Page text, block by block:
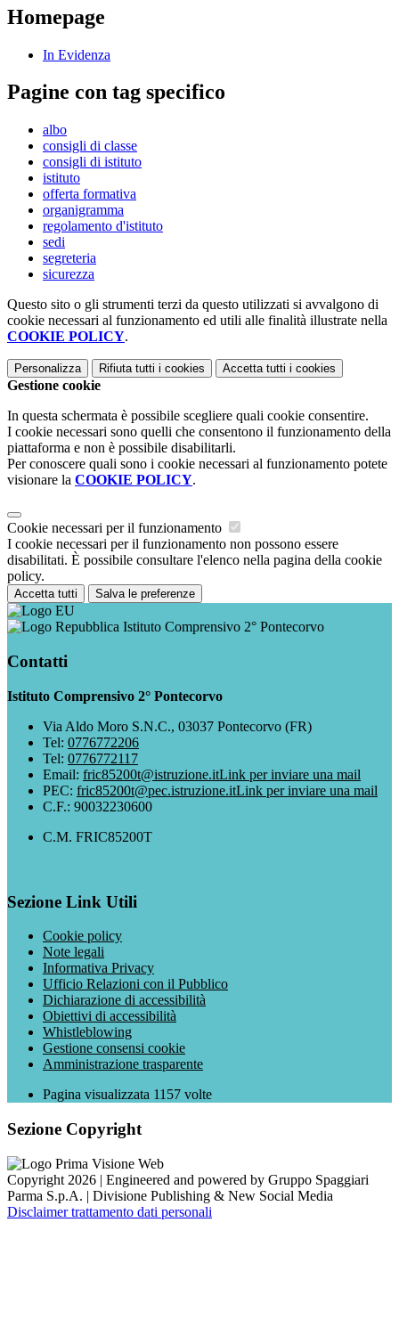
Homepage
In Evidenza
Pagine con tag specifico
albo
consigli di classe
consigli di istituto
istituto
offerta formativa
organigramma
regolamento d'istituto
sedi
segreteria
sicurezza
Questo sito o gli strumenti terzi da questo utilizzati si avvalgono di
cookie necessari al funzionamento ed utili alle finalità illustrate nella
COOKIE POLICY.
Personalizza Rifiuta tutti i cookies Accetta tutti i cookies
Gestione cookie
In questa schermata è possibile scegliere quali cookie consentire.
I cookie necessari sono quelli che consentono il funzionamento della
piattaforma e non è possibile disabilitarli.
Per conoscere quali sono i cookie necessari al funzionamento potete
visionare la COOKIE POLICY.
Cookie necessari per il funzionamento
I cookie necessari per il funzionamento non possono essere
disabilitati. È possibile consultare l'elenco nella pagina della cookie
policy.
Accetta tutti Salva le preferenze
Istituto Comprensivo 2° Pontecorvo
Contatti
Istituto Comprensivo 2° Pontecorvo
Via Aldo Moro S.N.C., 03037 Pontecorvo (FR)
Tel: 0776772206
Tel: 0776772117
Email: fric85200t@istruzione.itLink per inviare una mail
PEC: fric85200t@pec.istruzione.itLink per inviare una mail
C.F.: 90032230600
C.M. FRIC85200T
Sezione Link Utili
Cookie policy
Note legali
Informativa Privacy
Ufficio Relazioni con il Pubblico
Dichiarazione di accessibilità
Obiettivi di accessibilità
Whistleblowing
Gestione consensi cookie
Amministrazione trasparente
Pagina visualizzata 1157 volte
Sezione Copyright
Copyright 2026 | Engineered and powered by Gruppo Spaggiari
Parma S.p.A. | Divisione Publishing & New Social Media
Disclaimer trattamento dati personali